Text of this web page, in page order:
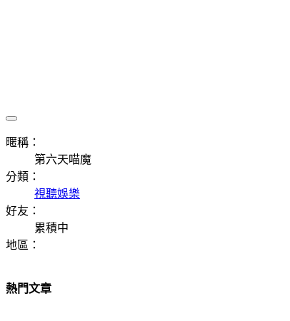
暱稱：
第六天喵魔
分類：
視聽娛樂
好友：
累積中
地區：
熱門文章